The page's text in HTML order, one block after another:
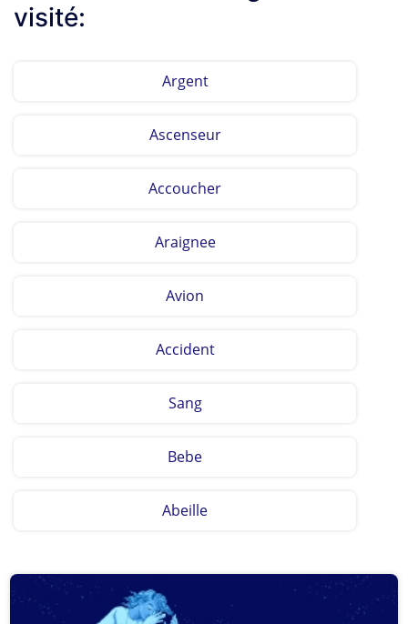
visité:
Argent
Ascenseur
Accoucher
Araignee
Avion
Accident
Sang
Bebe
Abeille